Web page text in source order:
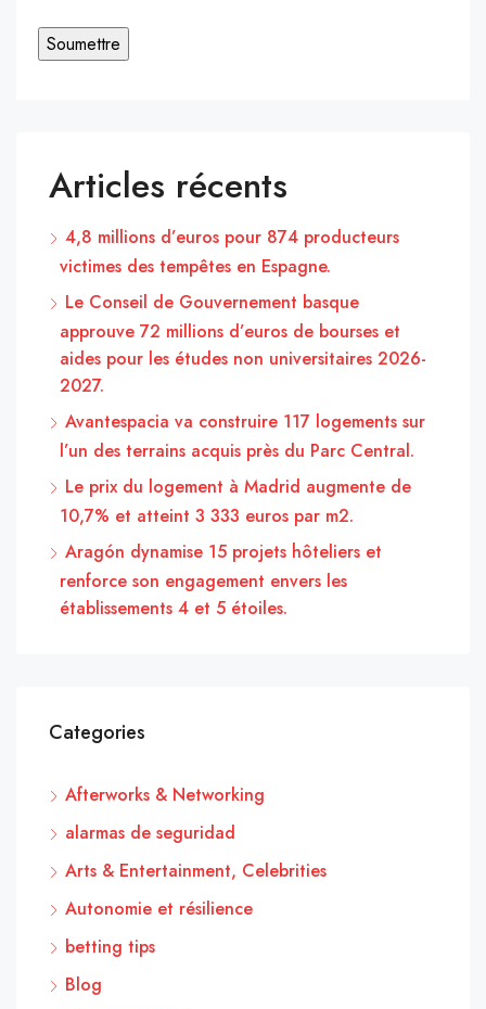
Articles récents
4,8 millions d’euros pour 874 producteurs
victimes des tempêtes en Espagne.
Le Conseil de Gouvernement basque
approuve 72 millions d’euros de bourses et
aides pour les études non universitaires 2026-
2027.
Avantespacia va construire 117 logements sur
l’un des terrains acquis près du Parc Central.
Le prix du logement à Madrid augmente de
10,7% et atteint 3 333 euros par m2.
Aragón dynamise 15 projets hôteliers et
renforce son engagement envers les
établissements 4 et 5 étoiles.
Categories
Afterworks & Networking
alarmas de seguridad
Arts & Entertainment, Celebrities
Autonomie et résilience
betting tips
Blog